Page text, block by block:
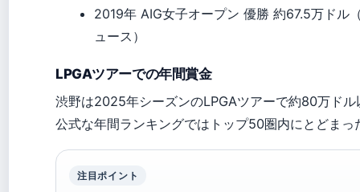
2019年 AIG女子オープン 優勝 約67.5万ドル
ュース）
LPGAツアーでの年間賞金
渋野は2025年シーズンのLPGAツアーで約80万ド
公式な年間ランキングではトップ50圏内にとどまっ
注目ポイント